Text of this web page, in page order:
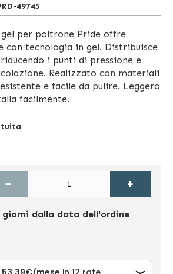
49745
per poltrone Pride offre
con tecnologia in gel. Distribuisce
i punti di pressione e
Realizzato con materiali
e facile da pulire. Leggero
facilmente.
− +
giorni dalla data dell'ordine